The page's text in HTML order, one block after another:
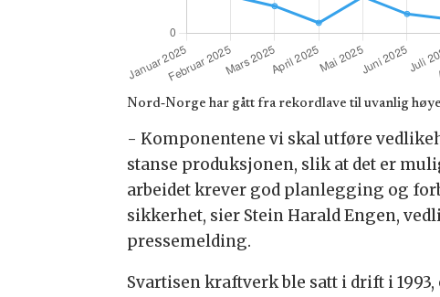
Nord‑Norge har gått fra rekordlave til uvanlig
- Komponentene vi skal utføre
stanse produksjonen, slik at det er
arbeidet krever god planlegging og
sikkerhet, sier Stein Harald Engen,
pressemelding.
Svartisen kraftverk ble satt i drift i